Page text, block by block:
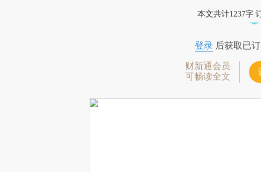
本文共计1237字
登录后获取已
财新通会员
可畅读全文